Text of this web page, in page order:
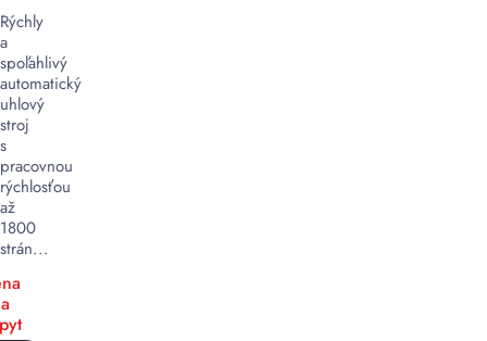
Rýchly
a
spoľahlivý
automatický
uhlový
stroj
s
pracovnou
rýchlosťou
až
1800
strán...